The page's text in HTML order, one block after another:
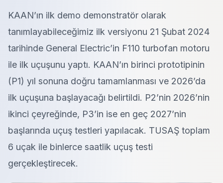
KAAN’ın ilk demo demonstratör olarak
tanımlayabileceğimiz ilk versiyonu 21 Şubat 2024
tarihinde General Electric’in F110 turbofan motoru
ile ilk uçuşunu yaptı. KAAN’ın birinci prototipinin
(P1) yıl sonuna doğru tamamlanması ve 2026’da
ilk uçuşuna başlayacağı belirtildi. P2’nin 2026’nin
ikinci çeyreğinde, P3’in ise en geç 2027’nin
başlarında uçuş testleri yapılacak. TUSAŞ toplam
6 uçak ile binlerce saatlik uçuş testi
gerçekleştirecek.